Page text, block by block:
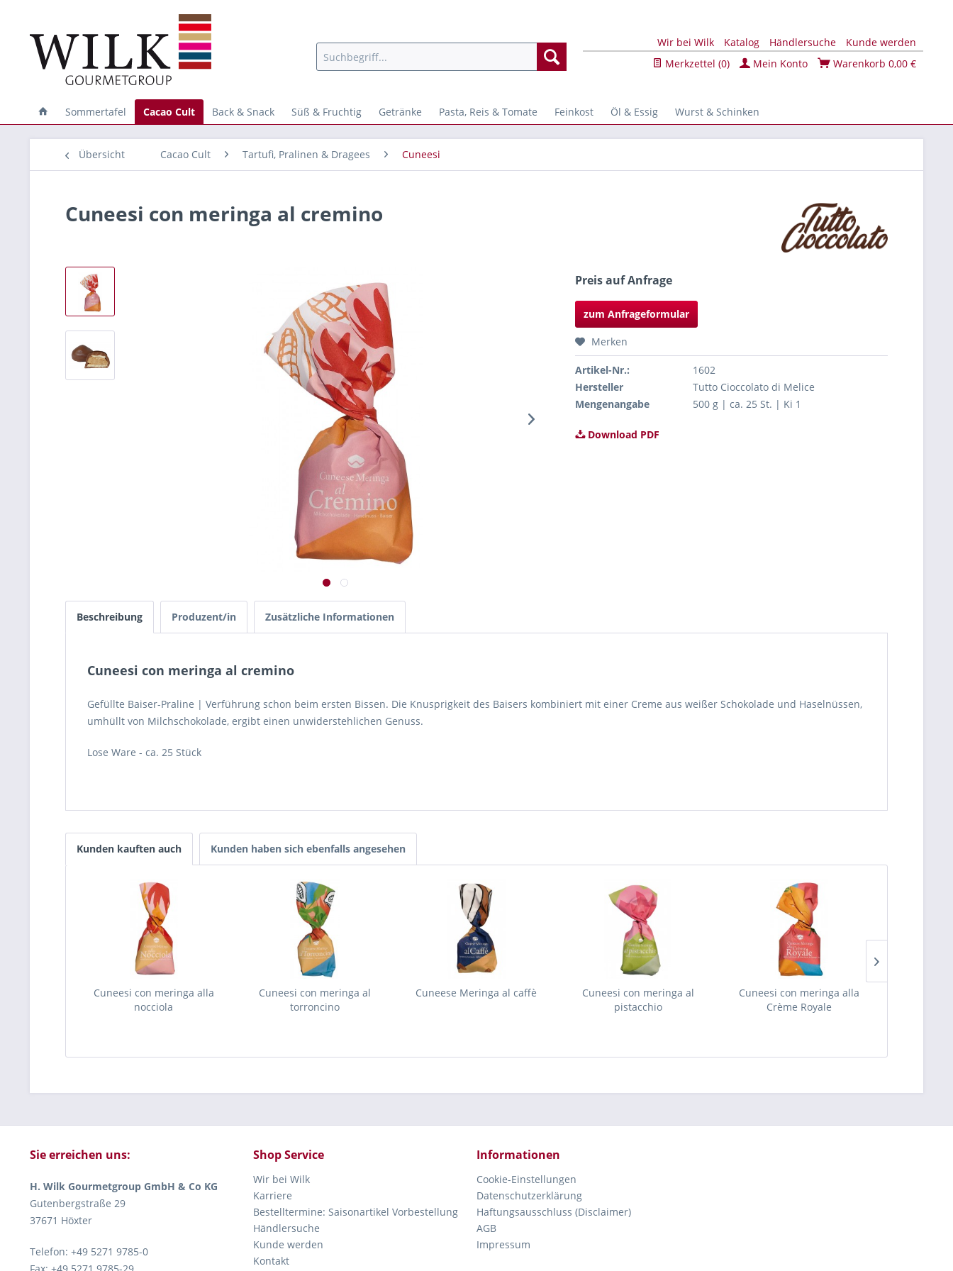
Wir bei Wilk Katalog Händlersuche
Kunde werden
Merkzettel (0) Mein Konto Warenkorb 0,00 €
Sommertafel Cacao Cult Back & Snack Süß & Fruchtig Getränke Pasta, Reis & Tomate Feinkost Öl & Essig Wurst & Schinken
Übersicht Cacao Cult Tartufi, Pralinen & Dragees Cuneesi
Cuneesi con meringa al cremino
Preis auf Anfrage
zum Anfrageformular
Merken
Artikel-Nr.:
1602
Hersteller
Tutto Cioccolato di Melice
Mengenangabe
500 g | ca. 25 St. | Ki 1
Download PDF
Beschreibung Produzent/in Zusätzliche Informationen
Cuneesi con meringa al cremino
Gefüllte Baiser-Praline | Verführung schon beim ersten Bissen. Die Knusprigkeit des Baisers kombiniert mit einer Creme aus weißer Schokolade und Haselnüssen,
umhüllt von Milchschokolade, ergibt einen unwiderstehlichen Genuss.
Lose Ware - ca. 25 Stück
Kunden kauften auch Kunden haben sich ebenfalls angesehen
Cuneesi con meringa alla
nocciola
Cuneesi con meringa al
torroncino
Cuneese Meringa al caffè
Cuneesi con meringa al
pistacchio
Cuneesi con meringa alla
Crème Royale
Sie erreichen uns:
H. Wilk Gourmetgroup GmbH & Co KG
Gutenbergstraße 29
37671 Höxter
Telefon: +49 5271 9785-0
Shop Service
Wir bei Wilk
Karriere
Bestelltermine: Saisonartikel Vorbestellung
Händlersuche
Kunde werden
Kontakt
Informationen
Cookie-Einstellungen
Datenschutzerklärung
Haftungsausschluss (Disclaimer)
AGB
Impressum